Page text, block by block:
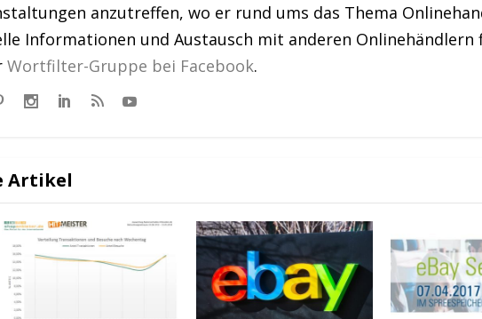
anzutreffen, wo er rund ums das Thema
Informationen und Austausch mit anderen Onlinehändlern
Wortfilter-Gruppe bei Facebook.
Artikel